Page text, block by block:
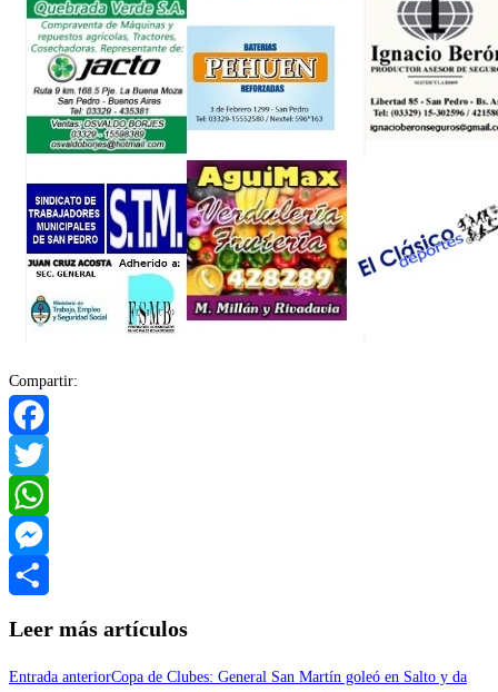
Compartir:
Facebook
Twitter
WhatsApp
Messenger
Leer más artículos
Entrada anteriorCopa de Clubes: General San Martín goleó en Salto y da